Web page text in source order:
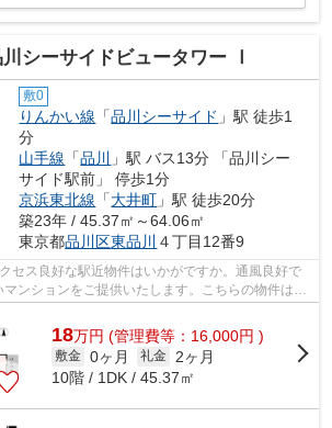
シーサイドビュータワー Ⅰ
敷0
りんかい線 「品川シーサイド 」駅 徒歩1
分
山手線 「品川
」駅 バス13分 「品川シー
サイド駅前」 停歩1分
京浜東北線 「大井町 」駅 徒歩20分
築23年 / 45.37㎡～64.06㎡
東京都品川区東品川 ４丁目12番9
セス良好な駅近物件はいかがですか。通風良好で
ンションをご提供いたします。こちらの物件はエ
18万円 (管理費等：16,000円 )
敷金 0ヶ月 礼金
2ヶ月
10階 / 1DK / 45.37㎡